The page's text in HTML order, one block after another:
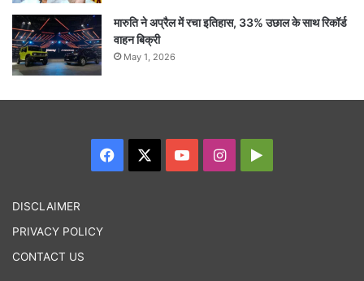
मारुति ने अप्रैल में रचा इतिहास, 33% उछाल के साथ रिकॉर्ड
वाहन बिक्री
May 1, 2026
Facebook YouTubeInstagram
DISCLAIMER
PRIVACY POLICY
CONTACT US